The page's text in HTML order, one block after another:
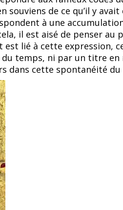
souviens de ce qu’il y
à une
il est aisé de penser au
est lié à cette expression,
du temps, ni par un titre
dans cette spontanéité du